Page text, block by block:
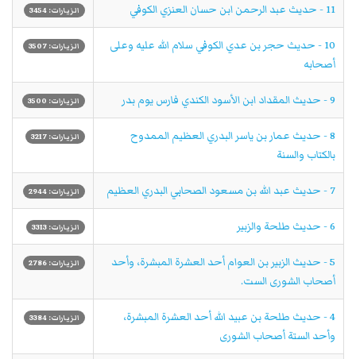
11 - حديث عبد الرحمن ابن حسان العنزي الكوفي الزيارات: 3454
10 - حديث حجر بن عدي الكوفي سلام الله عليه وعلى
أصحابه
الزيارات: 3507
9 - حديث المقداد ابن الأسود الكندي فارس يوم بدر الزيارات: 3500
8 - حديث عمار بن ياسر البدري العظيم الممدوح
بالكتاب والسنة
الزيارات: 3217
7 - حديث عبد الله بن مسعود الصحابي البدري العظيم الزيارات: 2944
6 - حديث طلحة والزبير الزيارات: 3313
5 - حديث الزبير بن العوام أحد العشرة المبشرة، وأحد
أصحاب الشورى الست.
الزيارات: 2786
4 - حديث طلحة بن عبيد الله أحد العشرة المبشرة،
وأحد الستة أصحاب الشورى
الزيارات: 3384